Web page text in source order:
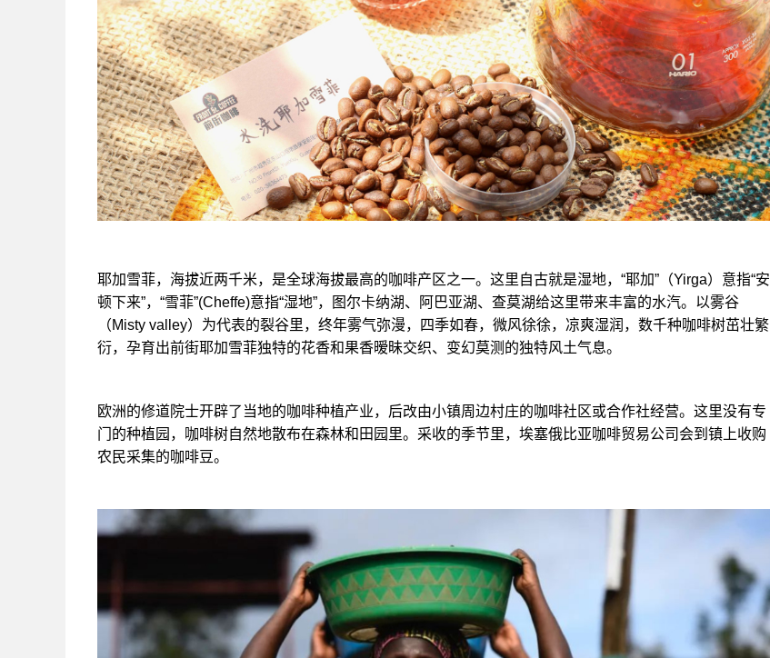
耶加雪菲，海拔近两千米，是全球海拔最高的咖啡产区之一。这里自古就是湿地，“耶加”（Yirga）意指“安
顿下来”，“雪菲”(Cheffe)意指“湿地”，图尔卡纳湖、阿巴亚湖、查莫湖给这里带来丰富的水汽。以雾谷
（Misty valley）为代表的裂谷里，终年雾气弥漫，四季如春，微风徐徐，凉爽湿润，数千种咖啡树茁壮繁
衍，孕育出前街耶加雪菲独特的花香和果香暧昧交织、变幻莫测的独特风土气息。
欧洲的修道院士开辟了当地的咖啡种植产业，后改由小镇周边村庄的咖啡社区或合作社经营。这里没有专
门的种植园，咖啡树自然地散布在森林和田园里。采收的季节里，埃塞俄比亚咖啡贸易公司会到镇上收购
农民采集的咖啡豆。